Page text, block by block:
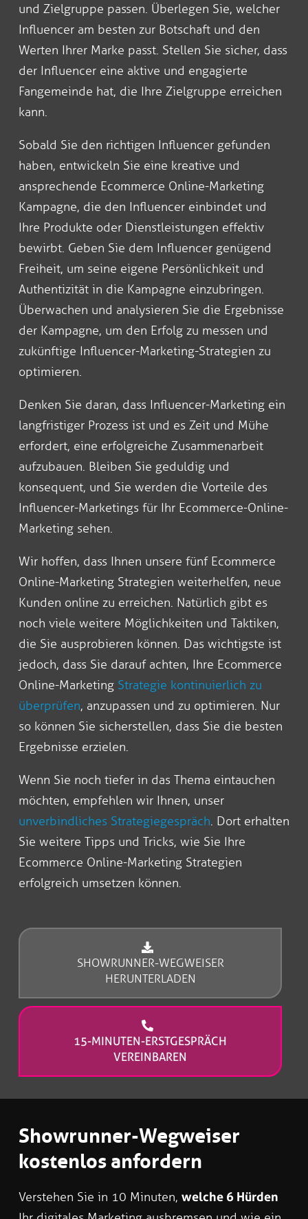
und Zielgruppe passen. Überlegen Sie, welcher
Influencer am besten zur Botschaft und den
Werten Ihrer Marke passt. Stellen Sie sicher, dass
der Influencer eine aktive und engagierte
Fangemeinde hat, die Ihre Zielgruppe erreichen
kann.
Sobald Sie den richtigen Influencer gefunden
haben, entwickeln Sie eine kreative und
ansprechende Ecommerce Online-Marketing
Kampagne, die den Influencer einbindet und
Ihre Produkte oder Dienstleistungen effektiv
bewirbt. Geben Sie dem Influencer genügend
Freiheit, um seine eigene Persönlichkeit und
Authentizität in die Kampagne einzubringen.
Überwachen und analysieren Sie die Ergebnisse
der Kampagne, um den Erfolg zu messen und
zukünftige Influencer-Marketing-Strategien zu
optimieren.
Denken Sie daran, dass Influencer-Marketing ein
langfristiger Prozess ist und es Zeit und Mühe
erfordert, eine erfolgreiche Zusammenarbeit
aufzubauen. Bleiben Sie geduldig und
konsequent, und Sie werden die Vorteile des
Influencer-Marketings für Ihr Ecommerce-Online-
Marketing sehen.
Wir hoffen, dass Ihnen unsere fünf Ecommerce
Online-Marketing Strategien weiterhelfen, neue
Kunden online zu erreichen. Natürlich gibt es
noch viele weitere Möglichkeiten und Taktiken,
die Sie ausprobieren können. Das wichtigste ist
jedoch, dass Sie darauf achten, Ihre Ecommerce
Online-Marketing Strategie kontinuierlich zu
überprüfen, anzupassen und zu optimieren. Nur
so können Sie sicherstellen, dass Sie die besten
Ergebnisse erzielen.
Wenn Sie noch tiefer in das Thema eintauchen
möchten, empfehlen wir Ihnen, unser
unverbindliches Strategiegespräch. Dort erhalten
Sie weitere Tipps und Tricks, wie Sie Ihre
Ecommerce Online-Marketing Strategien
erfolgreich umsetzen können.
SHOWRUNNER-WEGWEISER
HERUNTERLADEN
15-MINUTEN-ERSTGESPRÄCH
VEREINBAREN
Showrunner-Wegweiser
kostenlos anfordern
Verstehen Sie in 10 Minuten, welche 6 Hürden